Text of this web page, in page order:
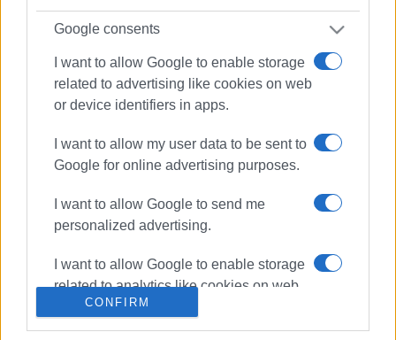
Google consents
I want to allow Google to enable storage
related to advertising like cookies on web
or device identifiers in apps.
I want to allow my user data to be sent to
Google for online advertising purposes.
I want to allow Google to send me
personalized advertising.
I want to allow Google to enable storage
related to analytics like cookies on web
or device identifiers in apps.
CONFIRM
Τα κραυγαλέα προβλήματα του ΕΚΑΒ
Κέρκυρας στο Περ. Συμβούλιο από τη
04 NOV 2021
Τις συνέπειες της ακατάλληλης
ΕΚΑΒ
08:30
Ομοφωνία στο Περιφερειακό
Συμβούλιο για το ΕΚΑΒ - Οι δέκα